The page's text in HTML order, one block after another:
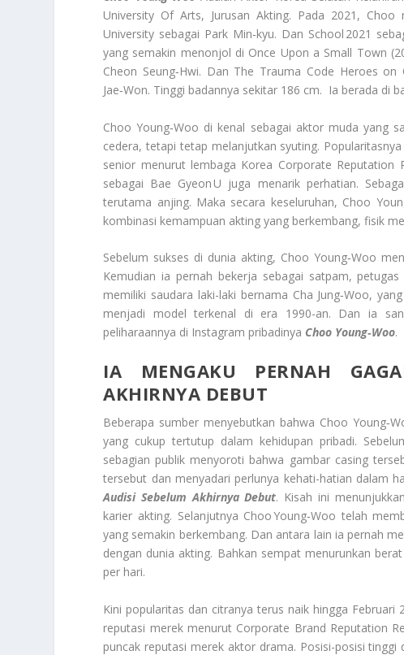
University Of Arts, Jurusan Akting. Pada 2021,
University sebagai Park Min‑kyu. Dan School 2021
yang semakin menonjol di Once Upon a Small Town
Cheon Seung‑Hwi. Dan The Trauma Code Heroes
Jae‑Won. Tinggi badannya sekitar 186 cm. Ia berada di
Choo Young‑Woo di kenal sebagai aktor muda yang
cedera, tetapi tetap melanjutkan syuting.
senior menurut lembaga Korea Corporate Reputation
sebagai Bae Gyeon U juga menarik perhatian.
terutama anjing. Maka secara keseluruhan, Choo
kombinasi kemampuan akting yang berkembang, fisik
Sebelum sukses di dunia akting, Choo Young‑Woo
Kemudian ia pernah bekerja sebagai satpam,
memiliki saudara laki-laki bernama Cha Jung‑Woo,
menjadi model terkenal di era 1990-an. Dan ia
peliharaannya di Instagram pribadinya Choo Young‑Woo.
IA MENGAKU PERNAH
AKHIRNYA DEBUT
Beberapa sumber menyebutkan bahwa Choo
yang cukup tertutup dalam kehidupan pribadi.
sebagian publik menyoroti bahwa gambar casing
tersebut dan menyadari perlunya kehati-hatian dalam
Audisi Sebelum Akhirnya Debut. Kisah ini
karier akting. Selanjutnya Choo Young‑Woo telah
yang semakin berkembang. Dan antara lain ia pernah
dengan dunia akting. Bahkan sempat menurunkan
per hari.
Kini popularitas dan citranya terus naik hingga
reputasi merek menurut Corporate Brand Reputation
puncak reputasi merek aktor drama. Posisi-posisi